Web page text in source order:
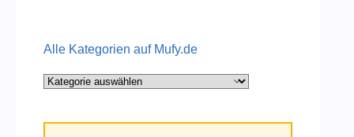
Alle Kategorien auf Mufy.de
Alle